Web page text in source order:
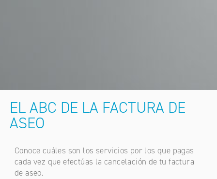
EL ABC DE LA FACTURA DE
ASEO
Conoce cuáles son los servicios por los que pagas
cada vez que efectúas la cancelación de tu factura
de aseo.